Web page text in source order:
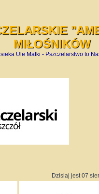
MIŁOŚNIKÓW
Ule Matki - Pszczelarstwo to
Dzisiaj jest 07